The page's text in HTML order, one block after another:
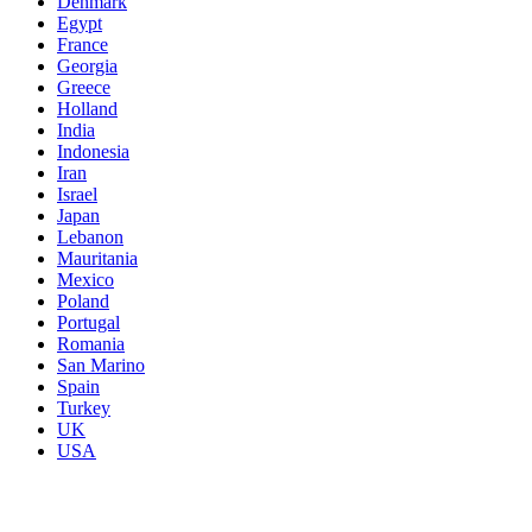
Egypt
France
Georgia
Greece
Holland
India
Indonesia
Iran
Israel
Japan
Lebanon
Mauritania
Mexico
Poland
Portugal
Romania
San Marino
Spain
Turkey
UK
USA